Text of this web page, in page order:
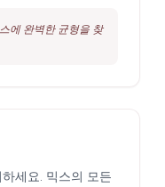
에 완벽한 균형을 찾
세요. 믹스의 모든